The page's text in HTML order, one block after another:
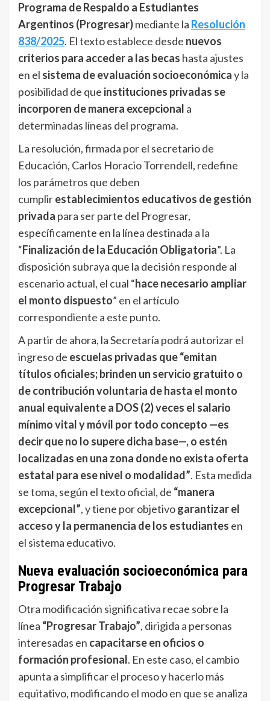
Programa de Respaldo a Estudiantes
Argentinos (Progresar)mediante la Resolución
838/2025. El texto establece desde nuevos
criterios para acceder a las becas hasta ajustes
en el sistema de evaluación socioeconómicay la
posibilidad de que instituciones privadas se
incorporen de manera excepcional a
determinadas líneas del programa.
La resolución, firmada por el secretario de
Educación, Carlos Horacio Torrendell, redefine
los parámetros que deben
cumplirestablecimientos educativos de gestión
privada para ser parte del Progresar,
específicamente en la línea destinada a la
“Finalización de la Educación Obligatoria”. La
disposición subraya que la decisión responde al
escenario actual, el cual “hace necesario ampliar
el monto dispuesto” en el artículo
correspondiente a este punto.
A partir de ahora, la Secretaría podrá autorizar el
ingreso de escuelas privadas que “emitan
títulos oficiales; brinden un servicio gratuito o
de contribución voluntaria de hasta el monto
anual equivalente a DOS (2) veces el salario
mínimo vital y móvil por todo concepto —es
decir que no lo supere dicha base—, o estén
localizadas en una zona donde no exista oferta
estatal para ese nivel o modalidad”. Esta medida
se toma, según el texto oficial, de “manera
excepcional”, y tiene por objetivogarantizar el
acceso y la permanencia de los estudiantes en
el sistema educativo.
Nueva evaluación socioeconómica para
Progresar Trabajo
Otra modificación significativa recae sobre la
línea “Progresar Trabajo”, dirigida a personas
interesadas en capacitarse en oficios o
formación profesional. En este caso, el cambio
apunta a simplificar el proceso y hacerlo más
equitativo, modificando el modo en que se analiza